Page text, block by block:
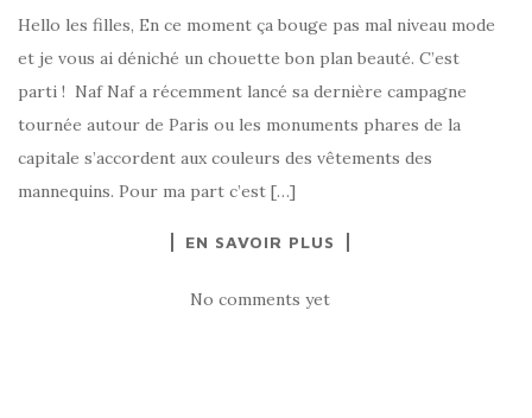
Hello les filles, En ce moment ça bouge pas mal niveau mode
et je vous ai déniché un chouette bon plan beauté. C’est
parti ! Naf Naf a récemment lancé sa dernière campagne
tournée autour de Paris ou les monuments phares de la
capitale s’accordent aux couleurs des vêtements des
mannequins. Pour ma part c’est […]
EN SAVOIR PLUS
No comments yet